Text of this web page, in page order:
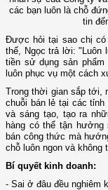
các bạn luôn là chỗ
tin
Được hỏi tại sao chị có
thế, Ngọc trả lời: "Luôn
tiền sử dụng sản
luôn phục vụ một cách
Trong thời gian sắp tới,
chuỗi bán lẻ tại các tỉnh
và sáng tạo, tạo ra
hàng có thể tận
bán công thức mà
chỗ luôn ngon và không
Bí quyết kinh doanh:
- Sai ở đâu đều nghiêm